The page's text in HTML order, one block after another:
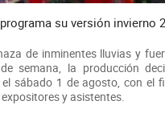
su versión invierno
de inminentes lluvias y
semana, la producción
sábado 1 de agosto, con el
y asistentes.